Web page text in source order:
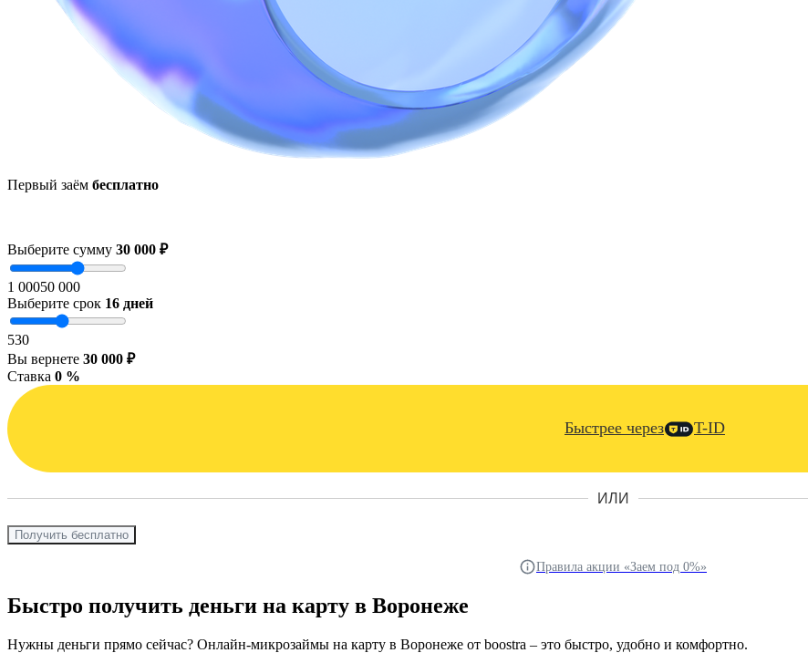
Первый заём бесплатно
Выберите сумму 30 000 ₽
1 00050 000
Выберите срок 16 дней
530
Вы вернете 30 000 ₽
Ставка 0 %
Быстрее через T-ID
ИЛИ
Получить бесплатно
Правила акции «Заем под 0%»
Быстро получить деньги на карту в Воронеже
Нужны деньги прямо сейчас? Онлайн-микрозаймы на карту в Воронеже от boostra – это быстро, удобно и комфортно.